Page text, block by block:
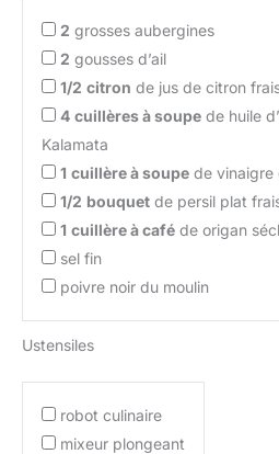
2 grosses aubergines
2 gousses d’ail
1/2 citron de jus de citron
4 cuillères à soupe de huile
Kalamata
1 cuillère à soupe de vinaigre
1/2 bouquet de persil plat
1 cuillère à café de origan
sel fin
poivre noir du moulin
Ustensiles
robot culinaire
mixeur plongeant